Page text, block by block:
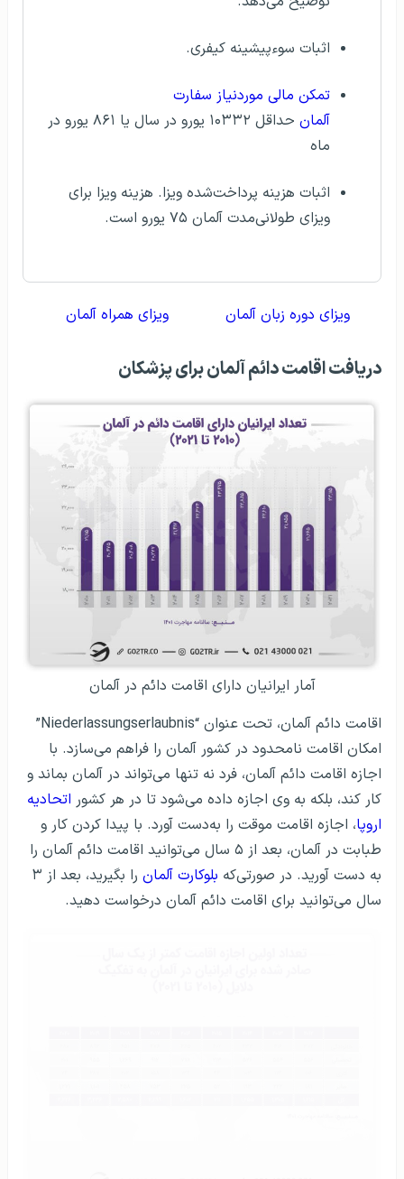
اثبات سوءپیشینه کیفری.
تمکن مالی موردنیاز سفارت
آلمان
حداقل ۱۰۳۳۲ یورو در سال یا ۸۶۱ یورو در
ماه
اثبات هزینه پرداخت‌شده ویزا. هزینه ویزا برای
ویزای طولانی‌مدت آلمان ۷۵ یورو است.
ویزای دوره زبان آلمان ویزای همراه آلمان
دریافت اقامت دائم آلمان برای پزشکان
آمار ایرانیان دارای اقامت دائم در آلمان
اقامت دائم آلمان، تحت عنوان “Niederlassungserlaubnis”
امکان اقامت نامحدود در کشور آلمان را فراهم می‌سازد. با
اجازه اقامت دائم آلمان، فرد نه تنها می‌تواند در آلمان بماند و
کار کند، بلکه به وی اجازه داده می‌شود تا در هر کشور اتحادیه
اروپا، اجازه اقامت موقت را به‌دست آورد. با پیدا کردن کار و
طبابت در آلمان، بعد از ۵ سال می‌توانید اقامت دائم آلمان را
به دست آورید. در صورتی‌که بلوکارت آلمان
را بگیرید، بعد از ۳
سال می‌توانید برای اقامت دائم آلمان درخواست دهید.